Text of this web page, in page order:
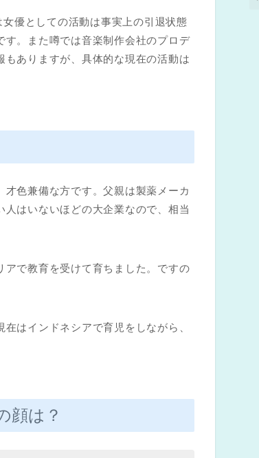
優としての活動は事実上の引退状態
。また噂では音楽制作会社のプロデ
もありますが、具体的な現在の活動は
色兼備な方です。父親は製薬メーカ
はいないほどの大企業なので、相当
で教育を受けて育ちました。ですの
はインドネシアで育児をしながら、
顔は？